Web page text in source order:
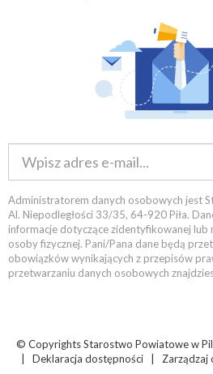
Administratorem danych osobowych jest
Al. Niepodległości 33/35, 64-920 Piła.
informacje dotyczące zidentyfikowanej
osoby fizycznej. Pani/Pana dane będą
obowiązków wynikających z przepisów
przetwarzaniu danych osobowych
© CopyrightsStarostwo Powiatowe w
Deklaracja dostępności Zarządzaj